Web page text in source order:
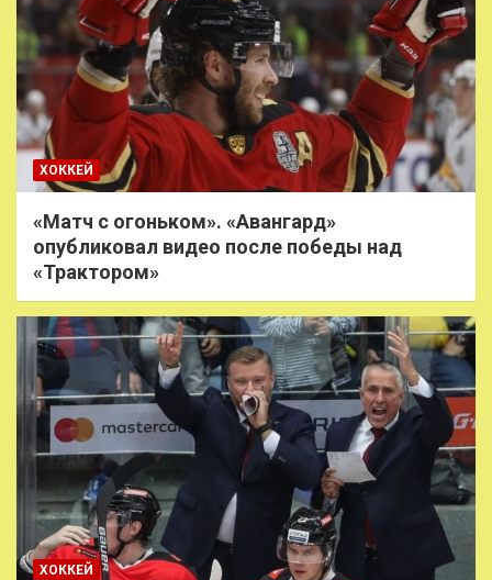
ХОККЕЙ
«Матч с огоньком». «Авангард»
опубликовал видео после победы над
«Трактором»
ХОККЕЙ